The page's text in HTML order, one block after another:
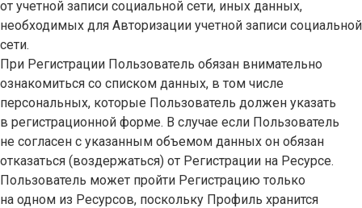
от учетной записи социальной сети, иных данных,
необходимых для Авторизации учетной записи социальной
сети.
При Регистрации Пользователь обязан внимательно
ознакомиться со списком данных, в том числе
персональных, которые Пользователь должен указать
в регистрационной форме. В случае если Пользователь
не согласен с указанным объемом данных он обязан
отказаться (воздержаться) от Регистрации на Ресурсе.
Пользователь может пройти Регистрацию только
на одном из Ресурсов, поскольку Профиль хранится